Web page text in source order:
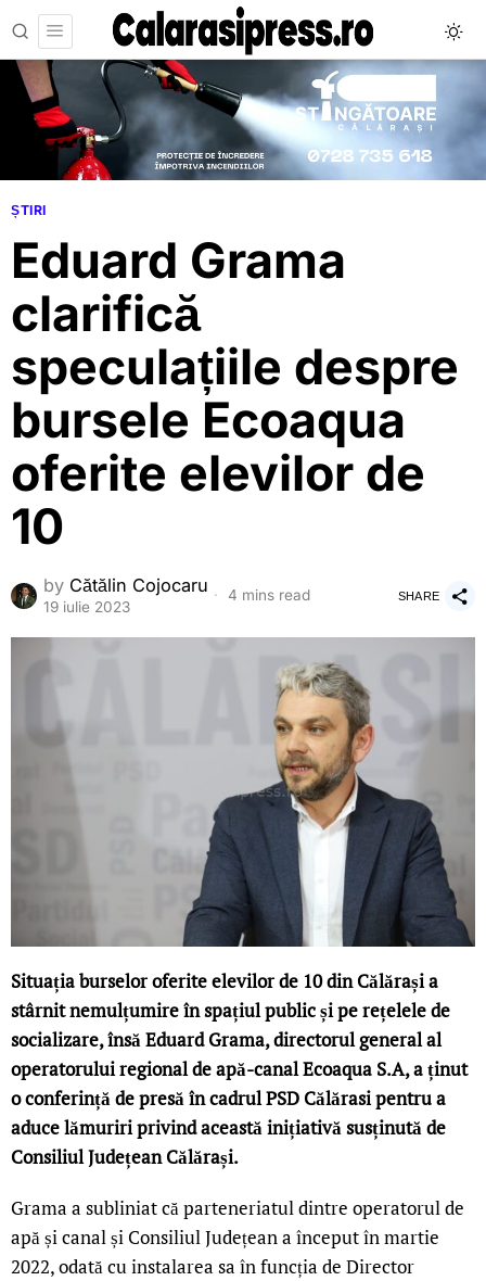
ȘTIRI
Eduard Grama
clarifică
speculațiile despre
bursele Ecoaqua
oferite elevilor de
10
by Cătălin Cojocaru
19 iulie 2023
4 mins read SHARE
Situația burselor oferite elevilor de 10 din Călărași a
stârnit nemulțumire în spațiul public și pe rețelele de
socializare, însă Eduard Grama, directorul general al
operatorului regional de apă-canal Ecoaqua S.A, a ținut
o conferință de presă în cadrul PSD Călărasi pentru a
aduce lămuriri privind această inițiativă susținută de
Consiliul Județean Călărași.
Grama a subliniat că parteneriatul dintre operatorul de
apă și canal și Consiliul Județean a început în martie
2022, odată cu instalarea sa în funcția de Director